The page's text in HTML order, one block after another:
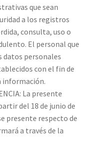
que sean
a los registros
consulta, uso o
El personal que
personales
con el fin de
información.
La presente
del 18 de junio de
presente respecto de
a través de la